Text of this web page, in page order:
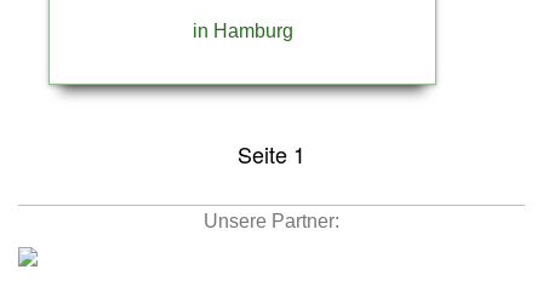
in Hamburg
Seite 1
Unsere Partner: